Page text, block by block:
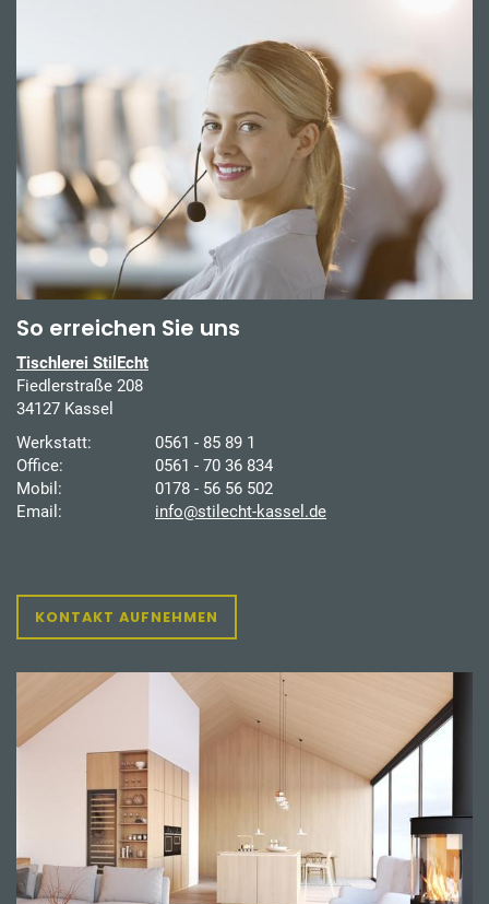
So erreichen Sie uns
Tischlerei StilEcht
Fiedlerstraße 208
34127 Kassel
Werkstatt:
0561 - 85 89 1
Office:
0561 - 70 36 834
Mobil:
0178 - 56 56 502
Email:
info@stilecht-kassel.de
KONTAKT AUFNEHMEN